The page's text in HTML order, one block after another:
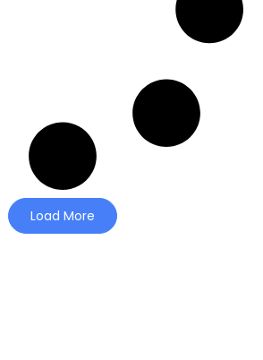
Load More